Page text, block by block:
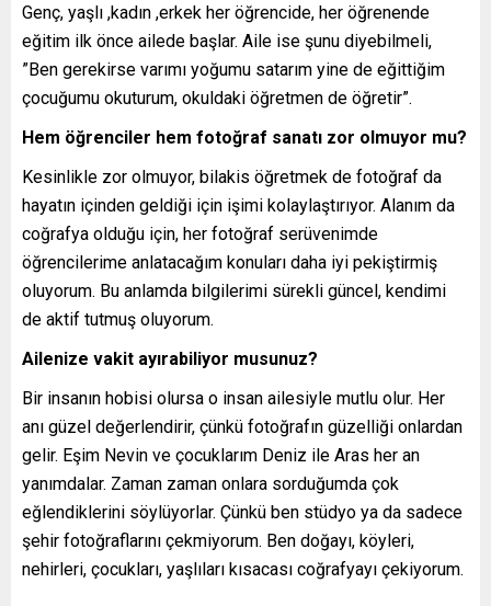
Genç, yaşlı ,kadın ,erkek her öğrencide, her öğrenende
eğitim ilk önce ailede başlar. Aile ise şunu diyebilmeli,
”Ben gerekirse varımı yoğumu satarım yine de eğittiğim
çocuğumu okuturum, okuldaki öğretmen de öğretir”.
Hem öğrenciler hem fotoğraf sanatı zor olmuyor mu?
Kesinlikle zor olmuyor, bilakis öğretmek de fotoğraf da
hayatın içinden geldiği için işimi kolaylaştırıyor. Alanım da
coğrafya olduğu için, her fotoğraf serüvenimde
öğrencilerime anlatacağım konuları daha iyi pekiştirmiş
oluyorum. Bu anlamda bilgilerimi sürekli güncel, kendimi
de aktif tutmuş oluyorum.
Ailenize vakit ayırabiliyor musunuz?
Bir insanın hobisi olursa o insan ailesiyle mutlu olur. Her
anı güzel değerlendirir, çünkü fotoğrafın güzelliği onlardan
gelir. Eşim Nevin ve çocuklarım Deniz ile Aras her an
yanımdalar. Zaman zaman onlara sorduğumda çok
eğlendiklerini söylüyorlar. Çünkü ben stüdyo ya da sadece
şehir fotoğraflarını çekmiyorum. Ben doğayı, köyleri,
nehirleri, çocukları, yaşlıları kısacası coğrafyayı çekiyorum.